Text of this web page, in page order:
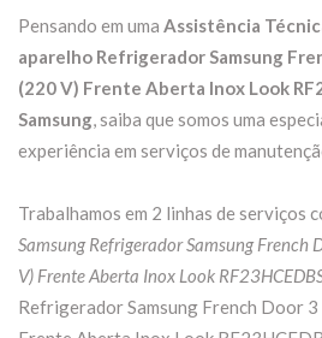
Pensando em uma Assistência
aparelho Refrigerador Samsung
(220 V) Frente Aberta Inox Look
Samsung, saiba que somos uma
experiência em serviços de
Trabalhamos em 2 linhas de serviços
Samsung Refrigerador Samsung French
V) Frente Aberta Inox Look
Refrigerador Samsung French Door